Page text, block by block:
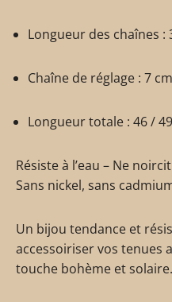
Longueur des chaînes :
Chaîne de réglage : 7 cm
Longueur totale : 46 /
Résiste à l’eau – Ne
Sans nickel, sans
Un bijou tendance et
accessoiriser vos tenues
touche bohème et solaire.